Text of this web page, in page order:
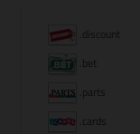
.discount
.bet
.parts
.cards